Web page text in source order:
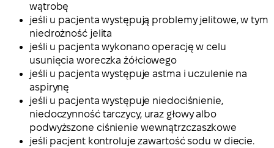
wątrobę
jeśli u pacjenta występują problemy jelitowe, w tym
niedrożność jelita
jeśli u pacjenta wykonano operację w celu
usunięcia woreczka żółciowego
jeśli u pacjenta występuje astma i uczulenie na
aspirynę
jeśli u pacjenta występuje niedociśnienie,
niedoczynność tarczycy, uraz głowy albo
podwyższone ciśnienie wewnątrzczaszkowe
jeśli pacjent kontroluje zawartość sodu w diecie.